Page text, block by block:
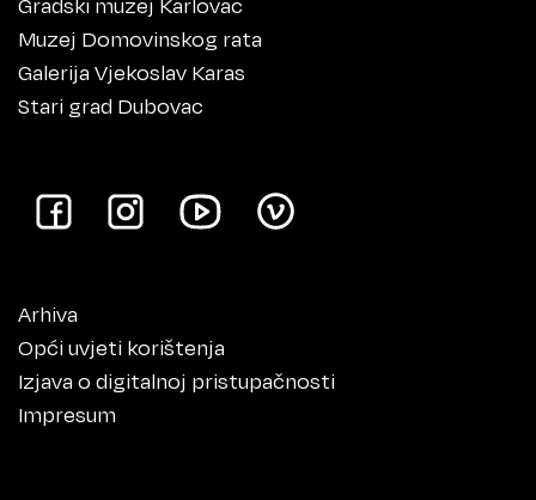
Muzej Domovinskog rata
Galerija Vjekoslav Karas
Stari grad Dubovac
Arhiva
Opći uvjeti korištenja
Izjava o digitalnoj pristupačnosti
Impresum